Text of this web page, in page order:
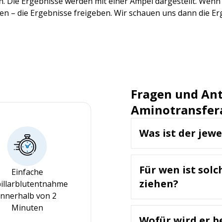
– die Ergebnisse freigeben. Wir schauen uns dann die
Einfache
von 2
Minuten
Fragen und
Was ist der
ALT ist ein Enzym,
Laborwert misst die
Beurteilung der
Leberschäden.
Für wen ist
ziehen?
Ein ALT-Test wird
Personen mit